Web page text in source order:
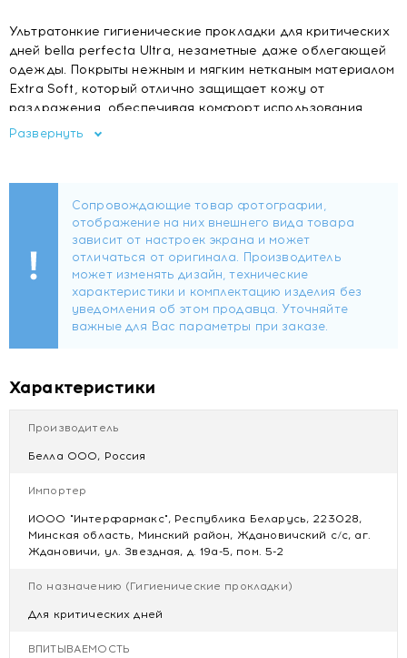
Ультратонкие гигиенические прокладки для критических
дней bella perfecta Ultra, незаметные даже облегающей
одежды. Покрыты нежным и мягким нетканым материалом
Extra Soft, который отлично защищает кожу от
раздражения, обеспечивая комфорт использования.
Подходит также для обильных выделений.
Впитываемость 5
удлиненный
Толщина2мм
Развернуть
Характеристики
Производитель
Белла ООО, Россия
Импортер
ИООО "Интерфармакс", Республика Беларусь, 223028,
Минская область, Минский район, Ждановичский с/с, аг.
Ждановичи, ул. Звездная, д. 19а-5, пом. 5-2
По назначению (Гигиенические прокладки)
Для критических дней
ВПИТЫВАЕМОСТЬ